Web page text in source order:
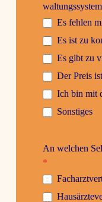
Es fehlen
Es ist zu
Es gibt zu
Der Preis
Ich bin mit
Sons­tiges
An welchen
*